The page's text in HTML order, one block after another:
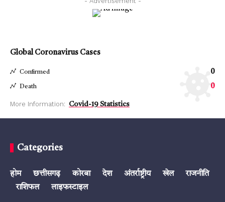
Global Coronavirus Cases
Confirmed 0
Death 0
More Information: Covid-19 Statistics
Categories
होम छत्तीसगढ़ कोरबा देश अंतर्राष्ट्रीय खेल
राजनीति
राशिफल
लाइफस्टाइल